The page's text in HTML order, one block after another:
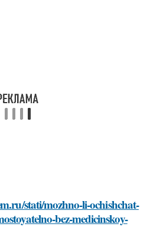
stati/mozhno-li-ochishchat-
bez-medicinskoy-